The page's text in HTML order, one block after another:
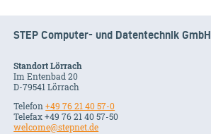
STEP Computer- und Datentechnik GmbH
Standort Lörrach
Im Entenbad 20
D-79541 Lörrach
Telefon+49 76 21 40 57-0
Telefax +49 76 21 40 57-50
welcome@stepnet.de